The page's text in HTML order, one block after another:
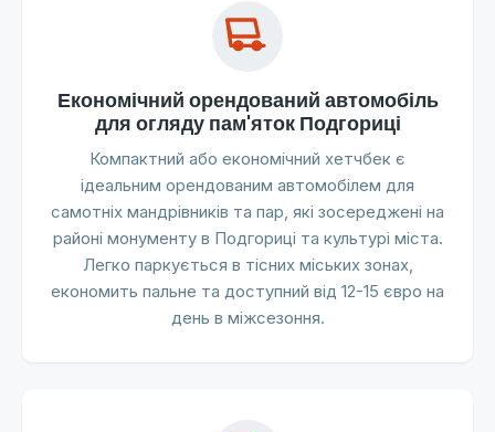
Економічний орендований автомобіль
для огляду пам'яток Подгориці
Компактний або економічний хетчбек є
ідеальним орендованим автомобілем для
самотніх мандрівників та пар, які зосереджені на
районі монументу в Подгориці та культурі міста.
Легко паркується в тісних міських зонах,
економить пальне та доступний від 12-15 євро на
день в міжсезоння.